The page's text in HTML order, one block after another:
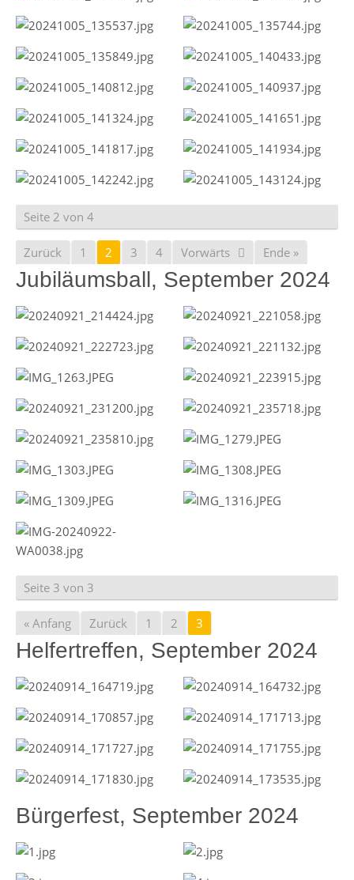
Seite 2 von 4
Zurück 1 2 3 4 Vorwärts Ende »
Jubiläumsball, September 2024
Seite 3 von 3
« Anfang Zurück 1 2 3
Helfertreffen, September 2024
Bürgerfest, September 2024